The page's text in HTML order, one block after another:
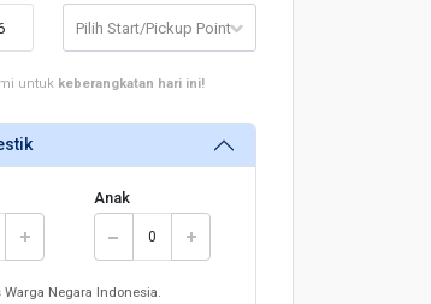
untuk keberangkatan hari ini!
Anak
Warga Negara Indonesia.